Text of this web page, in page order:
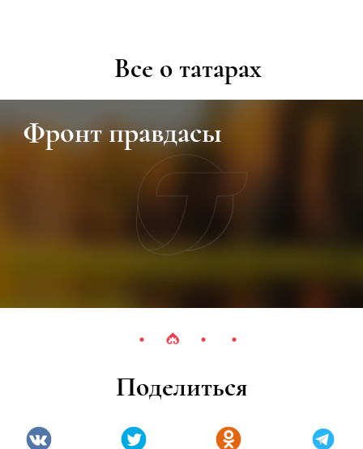
Все о татарах
Фронт правдасы
Поделиться